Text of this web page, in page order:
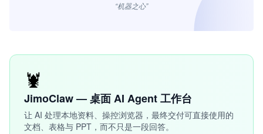
“机器之心”
🦞
JimoClaw — 桌面 AI Agent 工作台
让 AI 处理本地资料、操控浏览器，最终交付可直接使用的
文档、表格与 PPT，而不只是一段回答。